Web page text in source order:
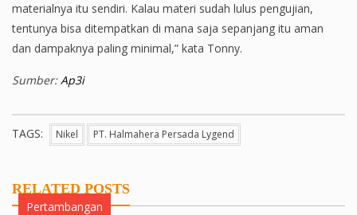
materialnya itu sendiri. Kalau materi sudah lulus pengujian,
tentunya bisa ditempatkan di mana saja sepanjang itu aman
dan dampaknya paling minimal,” kata Tonny.
Sumber:Ap3i
TAGS: Nikel PT. Halmahera Persada Lygend
RELATED POSTS
Pertambangan